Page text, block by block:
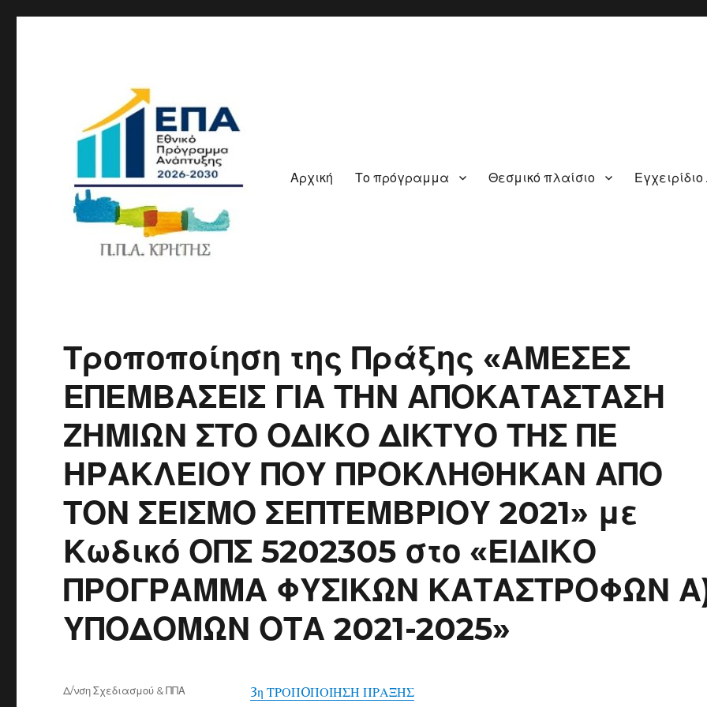
Αρχική Το πρόγραμμα Θεσμικό πλαίσιο
Τροποποίηση της Πράξης «ΑΜΕΣΕΣ
ΕΠΕΜΒΑΣΕΙΣ ΓΙΑ ΤΗΝ ΑΠΟΚΑΤΑΣΤΑΣΗ
ΖΗΜΙΩΝ ΣΤΟ ΟΔΙΚΟ ΔΙΚΤΥΟ ΤΗΣ ΠΕ
ΗΡΑΚΛΕΙΟΥ ΠΟΥ ΠΡΟΚΛΗΘΗΚΑΝ ΑΠΟ
ΤΟΝ ΣΕΙΣΜΟ ΣΕΠΤΕΜΒΡΙΟΥ 2021» με
Κωδικό ΟΠΣ 5202305 στο «ΕΙΔΙΚΟ
ΠΡΟΓΡΑΜΜΑ ΦΥΣΙΚΩΝ ΚΑΤΑΣΤΡΟΦΩΝ
ΥΠΟΔΟΜΩΝ ΟΤΑ 2021-2025»
3η ΤΡΟΠOΠΟΙΗΣΗ ΠΡΑΞΗΣ
Author
Δ/νση Σχεδιασμού & ΠΠΑ